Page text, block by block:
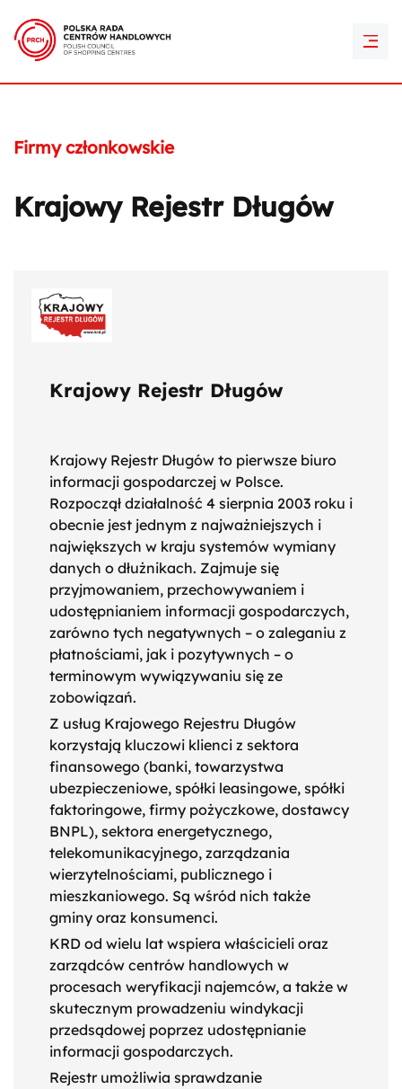
Firmy członkowskie
Krajowy Rejestr Długów
Krajowy Rejestr Długów
Krajowy Rejestr Długów to pierwsze biuro
informacji gospodarczej w Polsce.
Rozpoczął działalność 4 sierpnia 2003 roku i
obecnie jest jednym z najważniejszych i
największych w kraju systemów wymiany
danych o dłużnikach. Zajmuje się
przyjmowaniem, przechowywaniem i
udostępnianiem informacji gospodarczych,
zarówno tych negatywnych – o zaleganiu z
płatnościami, jak i pozytywnych – o
terminowym wywiązywaniu się ze
zobowiązań.
Z usług Krajowego Rejestru Długów
korzystają kluczowi klienci z sektora
finansowego (banki, towarzystwa
ubezpieczeniowe, spółki leasingowe, spółki
faktoringowe, firmy pożyczkowe, dostawcy
BNPL), sektora energetycznego,
telekomunikacyjnego, zarządzania
wierzytelnościami, publicznego i
mieszkaniowego. Są wśród nich także
gminy oraz konsumenci.
KRD od wielu lat wspiera właścicieli oraz
zarządców centrów handlowych w
procesach weryfikacji najemców, a także w
skutecznym prowadzeniu windykacji
przedsądowej poprzez udostępnianie
informacji gospodarczych.
Rejestr umożliwia sprawdzanie